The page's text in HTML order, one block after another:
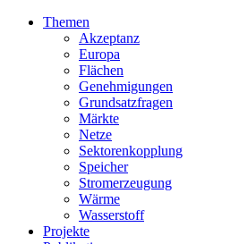
Themen
Akzeptanz
Europa
Flächen
Genehmigungen
Grundsatzfragen
Märkte
Netze
Sektorenkopplung
Speicher
Stromerzeugung
Wärme
Wasserstoff
Projekte